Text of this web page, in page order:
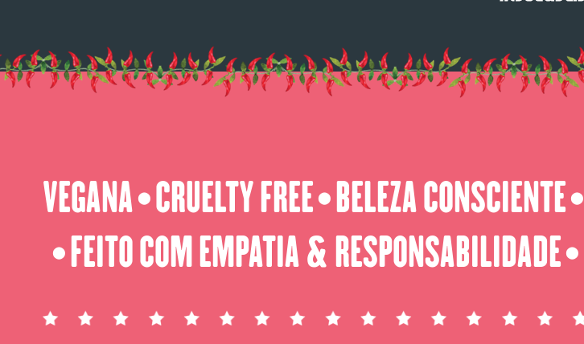
VEGANA ⬤ CRUELTY FREE ⬤ BELEZA CONSCIENTE ⬤
⬤ FEITO COM EMPATIA & RESPONSABILIDADE ⬤